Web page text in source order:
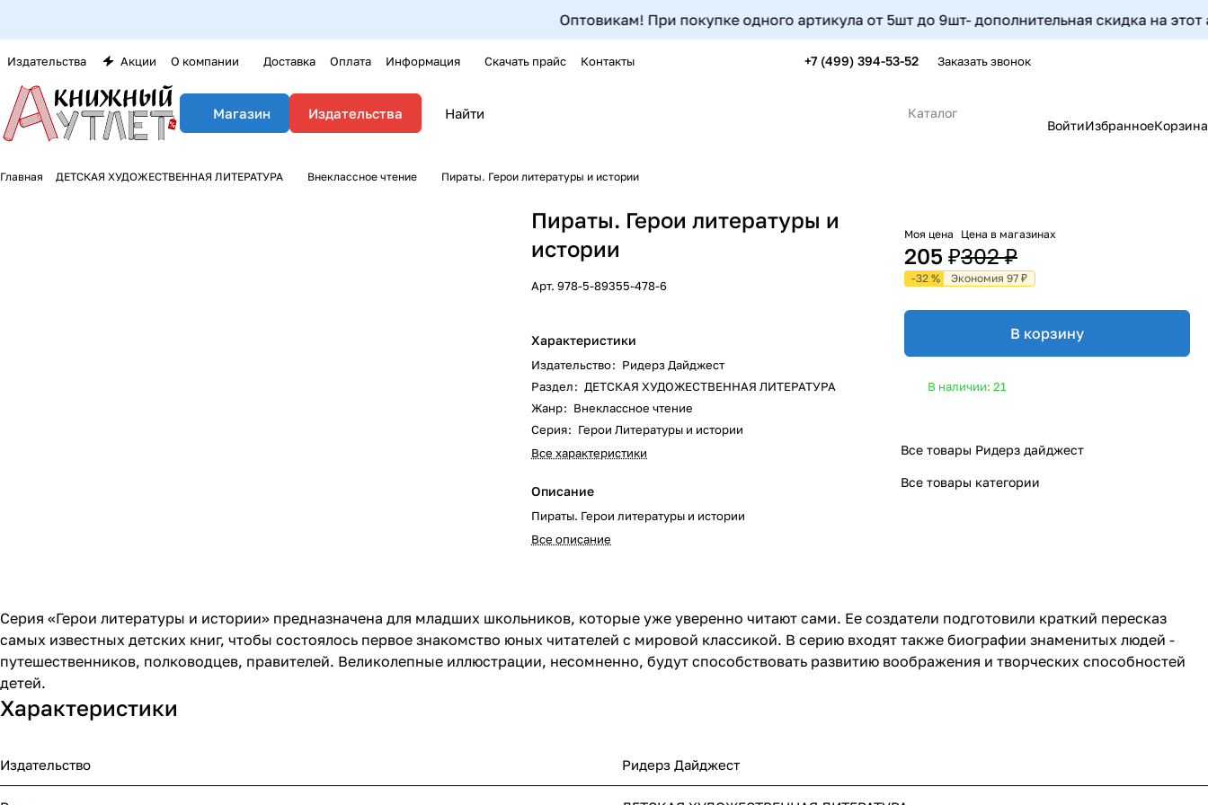
Оптовикам! При покупке одного артикула от 5шт до 9шт- дополнительная скидка на этот
Издательства Акции О компании Доставка Оплата Информация Скачать прайс Контакты +7 (499) 394-53-52 Заказать звонок
Магазин Издательства
Каталог
ВойтиИзбранноеКорзина
Главная ДЕТСКАЯ ХУДОЖЕСТВЕННАЯ ЛИТЕРАТУРА Внеклассное чтение Пираты. Герои литературы и истории
Пираты. Герои литературы и
истории
Арт.978-5-89355-478-6
Характеристики
Издательство: Ридерз Дайджест
Раздел: ДЕТСКАЯ ХУДОЖЕСТВЕННАЯ ЛИТЕРАТУРА
Жанр: Внеклассное чтение
Серия: Герои Литературы и истории
Все характеристики
Описание
Пираты. Герои литературы и истории
Все описание
Моя цена
205 ₽
Цена в магазинах
302 ₽
-32 % Экономия 97 ₽
В корзину
В наличии: 21
Все товары Ридерз дайджест
Все товары категории
Серия «Герои литературы и истории» предназначена для младших школьников, которые уже уверенно читают сами. Ее создатели подготовили краткий пересказ
самых известных детских книг, чтобы состоялось первое знакомство юных читателей с мировой классикой. В серию входят также биографии знаменитых людей -
путешественников, полководцев, правителей. Великолепные иллюстрации, несомненно, будут способствовать развитию воображения и творческих способностей
детей.
Характеристики
Издательство Ридерз Дайджест